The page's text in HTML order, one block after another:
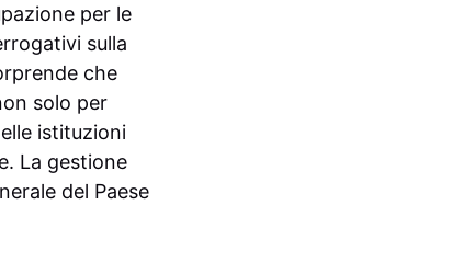
per le
sulla
che
solo per
istituzioni
La gestione
del Paese